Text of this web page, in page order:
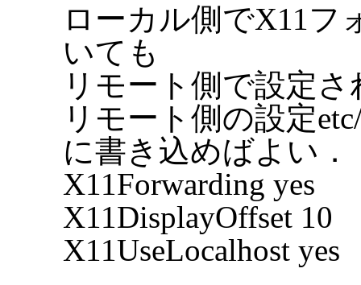
ローカル側でX11フ
いても
リモート側で設定
リモート側の設定
に書き込めばよい．
X11Forwarding yes
X11DisplayOffset 10
X11UseLocalhost yes